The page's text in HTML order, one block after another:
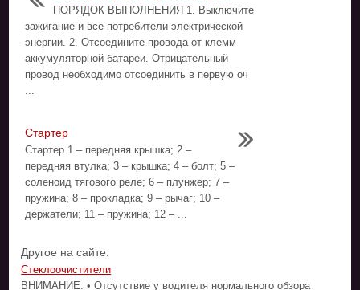
ПОРЯДОК ВЫПОЛНЕНИЯ 1. Выключите
зажигание и все потребители электрической
энергии. 2. Отсоедините провода от клемм
аккумуляторной батареи. Отрицательный
провод необходимо отсоединить в первую оч
Стартер
Стартер 1 – передняя крышка; 2 –
передняя втулка; 3 – крышка; 4 – болт; 5 –
соленоид тягового реле; 6 – плунжер; 7 –
пружина; 8 – прокладка; 9 – рычаг; 10 –
держатели; 11 – пружина; 12 – ...
Другое на сайте:
Стеклоочистители
ВНИМАНИЕ: • Отсутствие у водителя нормального обзора